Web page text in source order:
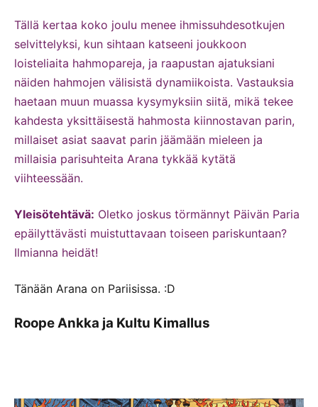
Tällä kertaa koko joulu menee ihmissuhdesotkujen
selvittelyksi, kun sihtaan katseeni joukkoon
loisteliaita hahmopareja, ja raapustan ajatuksiani
näiden hahmojen välisistä dynamiikoista. Vastauksia
haetaan muun muassa kysymyksiin siitä, mikä tekee
kahdesta yksittäisestä hahmosta kiinnostavan parin,
millaiset asiat saavat parin jäämään mieleen ja
millaisia parisuhteita Arana tykkää kytätä
viihteessään.
Yleisötehtävä: Oletko joskus törmännyt Päivän Paria
epäilyttävästi muistuttavaan toiseen pariskuntaan?
Ilmianna heidät!
Tänään Arana on Pariisissa. :D
Roope Ankka ja Kultu Kimallus